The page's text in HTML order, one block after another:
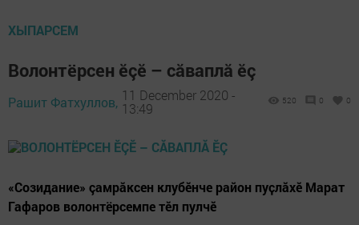
ХЫПАРСЕМ
Волонтёрсен ӗçӗ – сăваплă ӗç
Рашит Фатхуллов, 11 December 2020 -
13:49
520 0 0
«Созидание» çамрăксен клубӗнче район пуҫлӑхӗ Марат
Гафаров волонтёрсемпе тӗл пулчӗ